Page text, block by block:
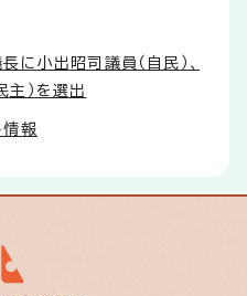
小出昭司議員（自民）、
主）を選出
情報